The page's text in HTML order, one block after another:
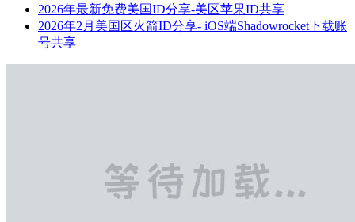
2026年最新免费美国ID分享-美区苹果ID共享
2026年2月美国区火箭ID分享- iOS端Shadowrocket下载账
号共享